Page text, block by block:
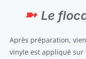
Le
Après préparation,
vinyle est appliqué sur